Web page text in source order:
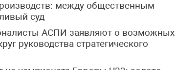
между общественным
суд
АСПИ заявляют о возможных
руководства стратегического